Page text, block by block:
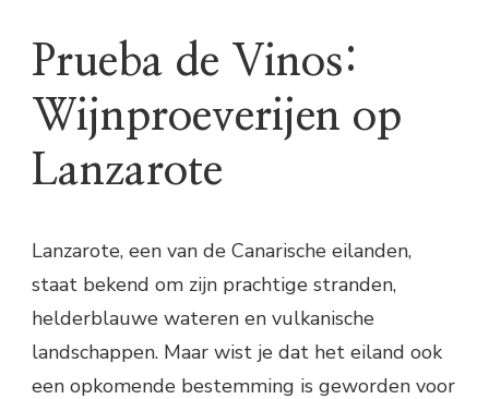
Prueba de Vinos:
Wijnproeverijen op
Lanzarote
Lanzarote, een van de Canarische eilanden,
staat bekend om zijn prachtige stranden,
helderblauwe wateren en vulkanische
landschappen. Maar wist je dat het eiland ook
een opkomende bestemming is geworden voor